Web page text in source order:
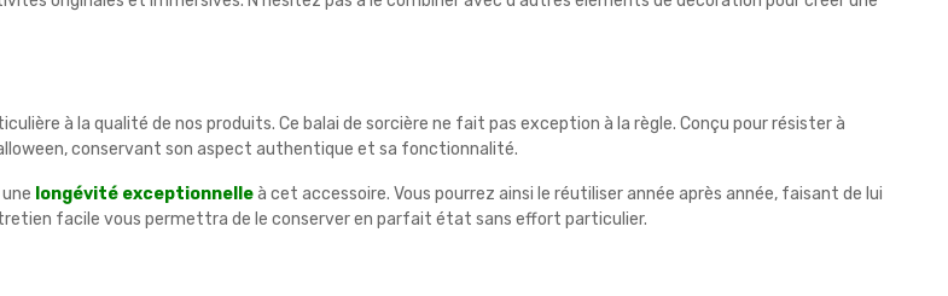
à la qualité de nos produits. Ce balai de sorcière ne fait pas exception à la règle. Conçu pour résister à
conservant son aspect authentique et sa fonctionnalité.
longévité exceptionnelleà cet accessoire. Vous pourrez ainsi le réutiliser année après année, faisant de lui
facile vous permettra de le conserver en parfait état sans effort particulier.